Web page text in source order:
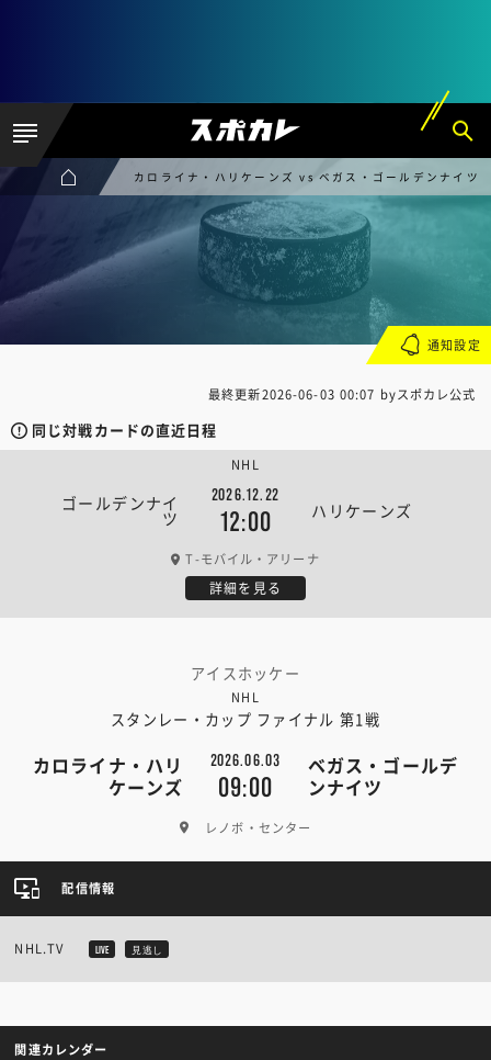
カロライナ・ハリケーンズ vs ベガス・ゴールデンナイツ
最終更新2026-06-03 00:07 byスポカレ公式
同じ対戦カードの直近日程
ゴールデンナイ
ツ
2026.12.22
12:00 ハリケーンズ
NHL
T-モバイル・アリーナ
詳細を見る
アイスホッケー
NHL
スタンレー・カップ ファイナル 第1戦
カロライナ・ハリ
ケーンズ
2026.06.03
09:00
ベガス・ゴールデ
ンナイツ
レノボ・センター
通知設定
配信情報
NHL.TV LIVE 見逃し
関連カレンダー